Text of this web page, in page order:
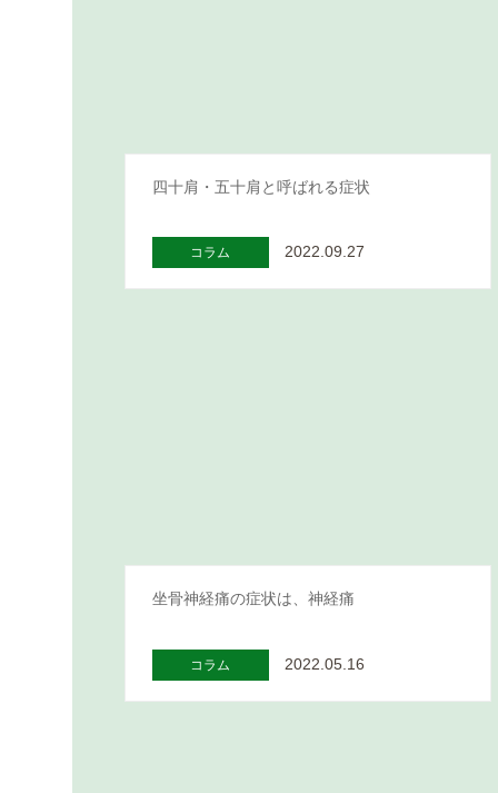
四十肩・五十肩と呼ばれる症状
コラム 2022.09.27
坐骨神経痛の症状は、神経痛
コラム 2022.05.16